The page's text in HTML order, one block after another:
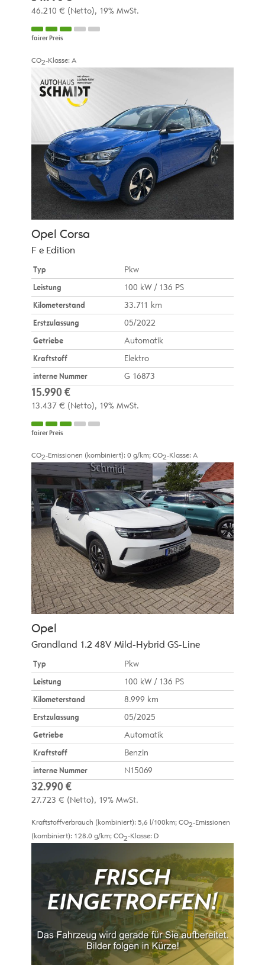
46.210 € (Netto) 19% MwSt.
fairer Preis
CO2-Klasse: A
Opel Corsa
F e Edition
Typ
Pkw
Leistung
100 kW / 136 PS
Kilometerstand
33.711 km
Erstzulassung
05/2022
Getriebe
Automatik
Kraftstoff
Elektro
interne Nummer
G 16873
15.990 €
13.437 € (Netto) 19% MwSt.
fairer Preis
CO2-Emissionen (kombiniert): 0 g/km; CO2-Klasse: A
Opel
Grandland 1.2 48V Mild-Hybrid GS-Line
Typ
Pkw
Leistung
100 kW / 136 PS
Kilometerstand
8.999 km
Erstzulassung
05/2025
Getriebe
Automatik
Kraftstoff
Benzin
interne Nummer
N15069
32.990 €
27.723 € (Netto) 19% MwSt.
Kraftstoffverbrauch (kombiniert): 5,6 l/100km; CO2-Emissionen
(kombiniert): 128.0 g/km; CO2-Klasse: D